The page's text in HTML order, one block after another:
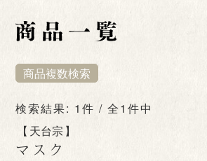
商品複数検索
マスク
天台宗
検索結果: 1件 / 全1件中